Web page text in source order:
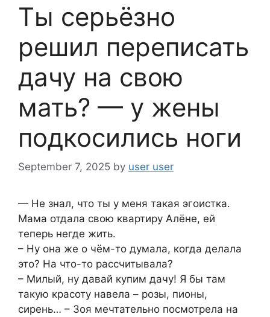
Ты серьёзно
решил переписать
дачу на свою
мать? — у жены
подкосились ноги
September 7, 2025 by user user
— Не знал, что ты у меня такая эгоистка.
Мама отдала свою квартиру Алёне, ей
теперь негде жить.
– Ну она же о чём-то думала, когда делала
это? На что-то рассчитывала?
– Милый, ну давай купим дачу! Я бы там
такую красоту навела – розы, пионы,
сирень… – Зоя мечтательно посмотрела на